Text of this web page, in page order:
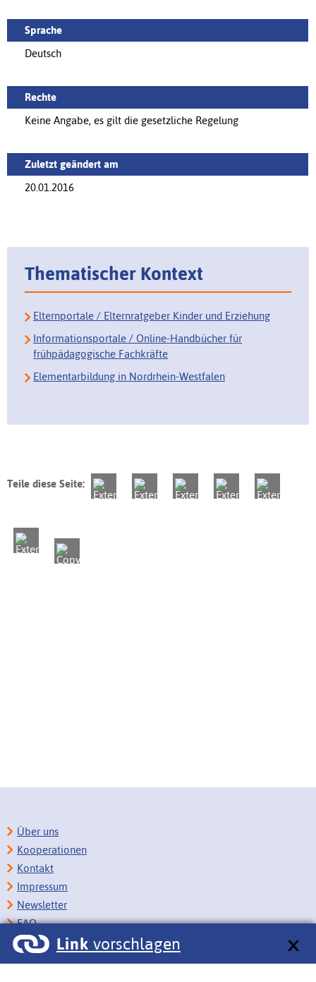
Sprache
Deutsch
Rechte
Keine Angabe, es gilt die gesetzliche Regelung
Zuletzt geändert am
20.01.2016
Thematischer Kontext
Elternportale / Elternratgeber Kinder und Erziehung
Informationsportale / Online-Handbücher für
frühpädagogische Fachkräfte
Elementarbildung in Nordrhein-Westfalen
Teile diese Seite:
Link vorschlagen
Über uns
Kooperationen
Kontakt
Impressum
Newsletter
FAQ
Copyright